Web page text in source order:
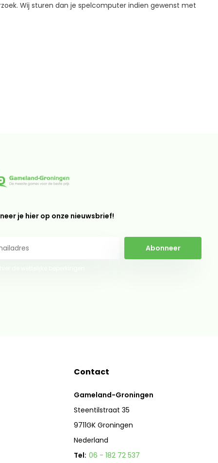
Wij sturen dan je spelcomputer indien gewenst met
je hier op onze nieuwsbrief!
Abonneer
Contact
Gameland-Groningen
Steentilstraat 35
9711GK Groningen
Nederland
Tel: 06 - 182 72 537